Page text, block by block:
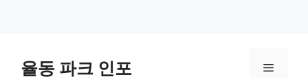
율동 파크 인포 메